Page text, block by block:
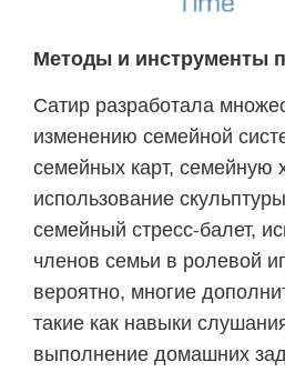
Методы и инструменты
Сатир разработала
изменению семейной
семейных карт, семейную
использование
семейный стресс-балет,
членов семьи в ролевой
вероятно, многие
такие как навыки
выполнение домашних